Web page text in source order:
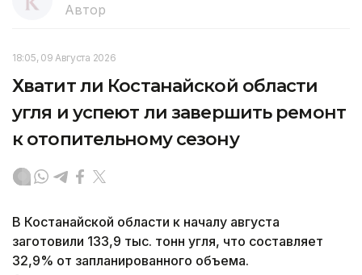
Автор
18:05, 09 Августа 2026
Хватит ли Костанайской области
угля и успеют ли завершить ремонт
к отопительному сезону
В Костанайской области к началу августа
заготовили 133,9 тыс. тонн угля, что составляет
32,9% от запланированного объема.